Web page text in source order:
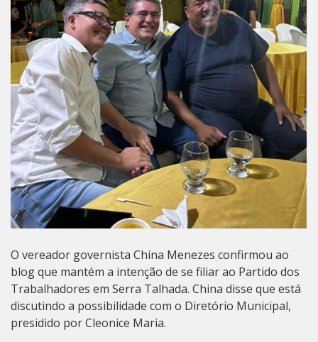
O vereador governista China Menezes confirmou ao
blog que mantém a intenção de se filiar ao Partido dos
Trabalhadores em Serra Talhada. China disse que está
discutindo a possibilidade com o Diretório Municipal,
presidido por Cleonice Maria.